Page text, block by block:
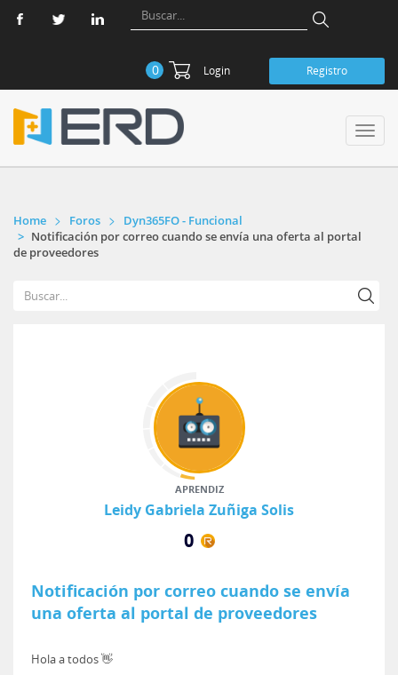
0 Login Registro
Home Foros
Dyn365FO - Funcional
Notificación por correo cuando se envía una oferta al portal
de proveedores
APRENDIZ
Leidy Gabriela Zuñiga Solis
0
Notificación por correo cuando se envía
una oferta al portal de proveedores
Hola a todos 👋